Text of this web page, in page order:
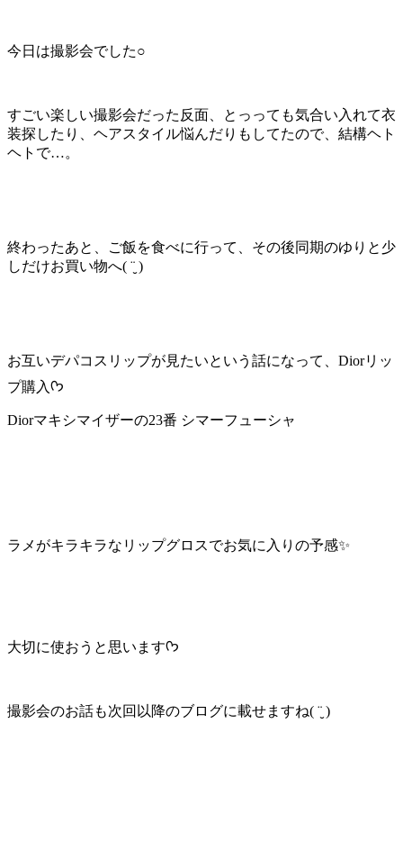
今日は撮影会でした○
すごい楽しい撮影会だった反面、とっっても気合い入れて衣
装探したり、ヘアスタイル悩んだりもしてたので、結構ヘト
ヘトで…。
終わったあと、ご飯を食べに行って、その後同期のゆりと少
しだけお買い物へ( ¨̮ )
お互いデパコスリップが見たいという話になって、Diorリッ
プ購入ᡣ𐭩
Diorマキシマイザーの23番 シマーフューシャ
ラメがキラキラなリップグロスでお気に入りの予感✨
大切に使おうと思いますᡣ𐭩
撮影会のお話も次回以降のブログに載せますね( ¨̮ )